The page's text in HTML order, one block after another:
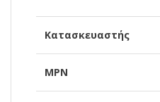
Κατασκευαστής
MPN